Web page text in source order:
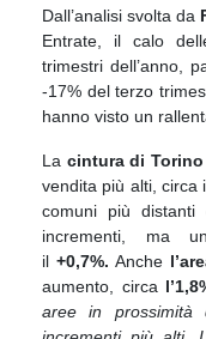
Dall’analisi svolta da
Entrate, il calo
trimestri dell’anno,
-17% del terzo
hanno visto un
La cintura di Torino
vendita più alti, circa
comuni più distanti
incrementi, ma
il +0,7%.Anche
aumento, circa
aree in prossimità